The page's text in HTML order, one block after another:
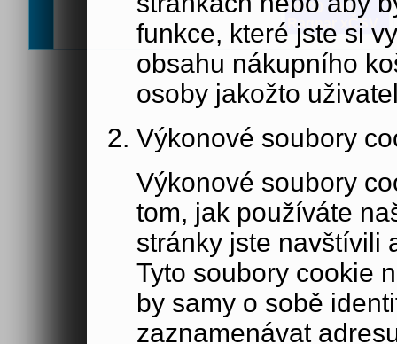
funkce, které jste si
obsahu nákupního
osoby jakožto
Výkonové soubory
Výkonové soubory
tom, jak používáte
stránky jste navštívili
Tyto soubory cookie
by samy o sobě
zaznamenávat
18:00 - IVL
Ragnar xČSV